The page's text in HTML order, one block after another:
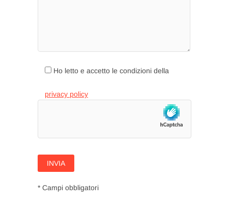
Ho letto e accetto le condizioni della
privacy policy
* Campi obbligatori